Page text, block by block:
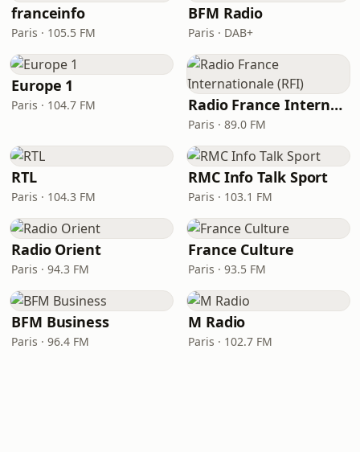
franceinfo
Paris · 105.5 FM
BFM Radio
Paris · DAB+
Europe 1
Paris · 104.7 FM Radio France Internationale (RFI)
Paris · 89.0 FM
RTL
Paris · 104.3 FM
RMC Info Talk Sport
Paris · 103.1 FM
Radio Orient
Paris · 94.3 FM
France Culture
Paris · 93.5 FM
BFM Business
Paris · 96.4 FM
M Radio
Paris · 102.7 FM